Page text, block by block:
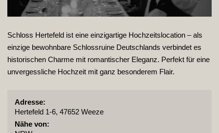
Schloss Hertefeld ist eine einzigartige Hochzeitslocation – als
einzige bewohnbare Schlossruine Deutschlands verbindet es
historischen Charme mit romantischer Eleganz. Perfekt für eine
unvergessliche Hochzeit mit ganz besonderem Flair.
Adresse:
Hertefeld 1-6, 47652 Weeze
Nähe von: